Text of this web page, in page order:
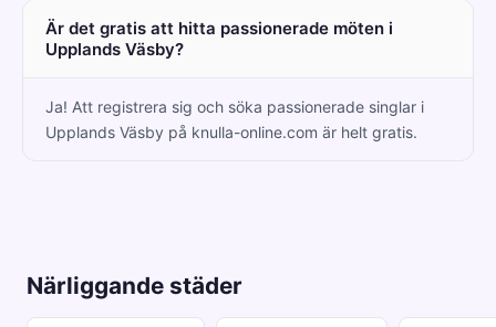
Är det gratis att hitta passionerade möten i
Upplands Väsby?
Ja! Att registrera sig och söka passionerade singlar i
Upplands Väsby på knulla-online.com är helt gratis.
Närliggande städer